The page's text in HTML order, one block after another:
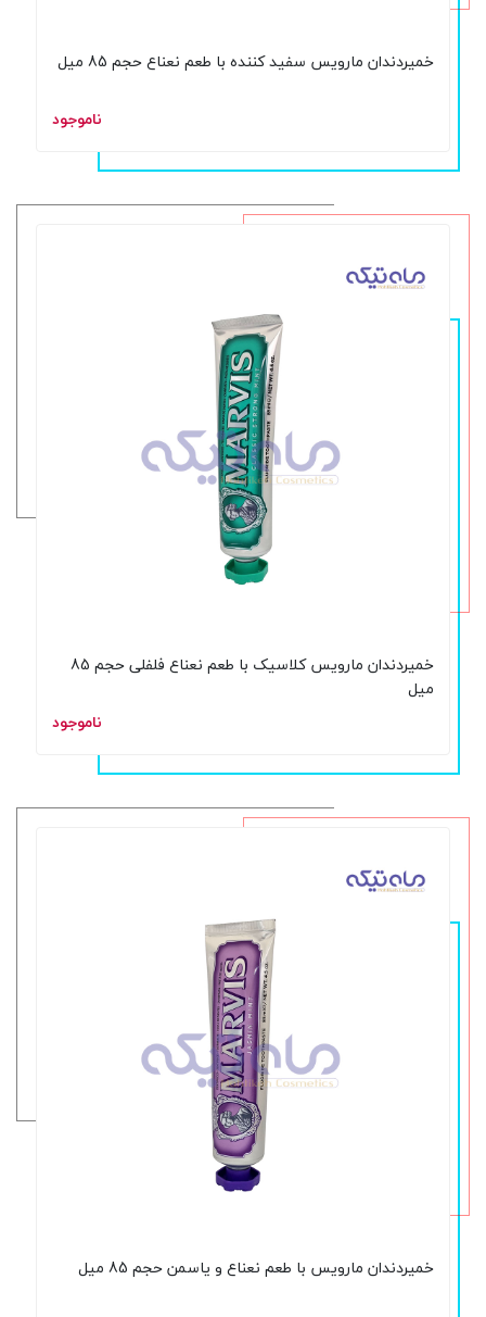
خمیردندان مارویس سفید کننده با طعم نعناع حجم 85 میل
ناموجود
خمیردندان مارویس کلاسیک با طعم نعناع فلفلی حجم 85
میل
ناموجود
خمیردندان مارویس با طعم نعناع و یاسمن حجم 85 میل